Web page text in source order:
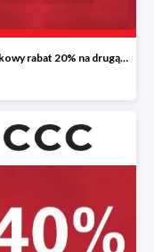
Dodatkowy rabat 20% na drugą, tańszą parę butów